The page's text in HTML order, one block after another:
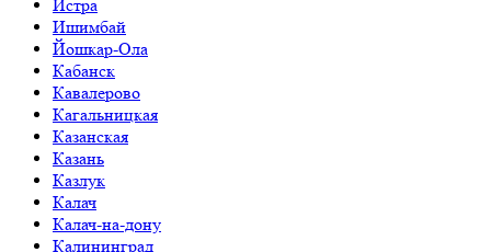
Истра
Ишимбай
Йошкар-Ола
Кабанск
Кавалерово
Кагальницкая
Казанская
Казань
Казлук
Калач
Калач-на-дону
Калининград